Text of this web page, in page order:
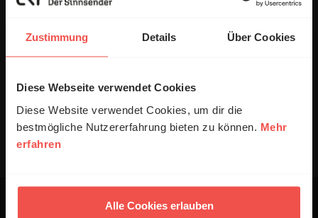
Zustimmung Details Über Cookies
Diese Webseite verwendet Cookies
Diese Website verwendet Cookies, um dir die
bestmögliche Nutzererfahrung bieten zu können. Mehr
erfahren
Alle Cookies erlauben
Veröffentlichung besteht nicht. Bitte beachten Sie beim
Schreiben Ihres Kommentars unsere
Absenden